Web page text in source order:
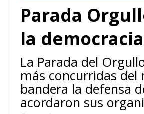
Parada
la democracia
La Parada del
más concurridas
bandera la defensa
acordaron sus